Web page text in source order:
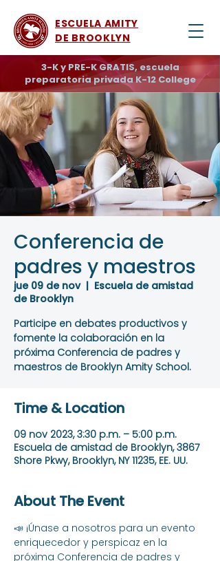
ESCUELA AMITY
DE BROOKLYN
3-K y PRE-K GRATIS, escuela
preparatoria privada K-12 College
Conferencia de
padres y maestros
jue 09 de nov
  |
Escuela de amistad
de Brooklyn
Participe en debates productivos y
fomente la colaboración en la
próxima Conferencia de padres y
maestros de Brooklyn Amity School.
Time & Location
09 nov 2023, 3:30 p.m. – 5:00 p.m.
Escuela de amistad de Brooklyn, 3867
Shore Pkwy, Brooklyn, NY 11235, EE. UU.
About The Event
📣 ¡Únase a nosotros para un evento
enriquecedor y perspicaz en la
próxima Conferencia de padres y